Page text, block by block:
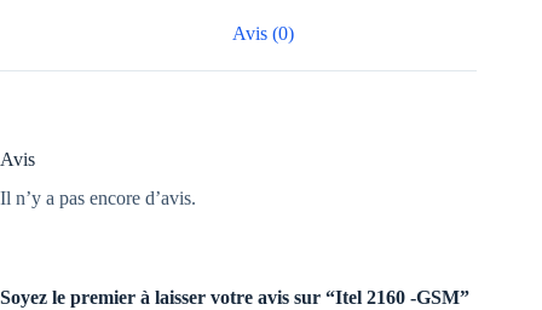
Avis (0)
Avis
Il n’y a pas encore d’avis.
Soyez le premier à laisser votre avis sur “Itel 2160 -GSM”